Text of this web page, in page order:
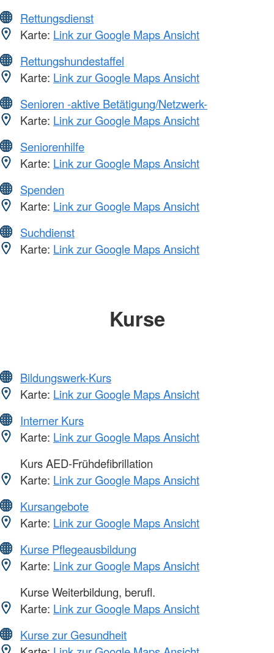
Rettungsdienst
Karte: Link zur Google Maps Ansicht
Rettungshundestaffel
Karte: Link zur Google Maps Ansicht
Senioren -aktive Betätigung/Netzwerk-
Karte: Link zur Google Maps Ansicht
Seniorenhilfe
Karte: Link zur Google Maps Ansicht
Spenden
Karte: Link zur Google Maps Ansicht
Suchdienst
Karte: Link zur Google Maps Ansicht
Kurse
Bildungswerk-Kurs
Karte: Link zur Google Maps Ansicht
Interner Kurs
Karte: Link zur Google Maps Ansicht
Kurs AED-Frühdefibrillation
Karte: Link zur Google Maps Ansicht
Kursangebote
Karte: Link zur Google Maps Ansicht
Kurse Pflegeausbildung
Karte: Link zur Google Maps Ansicht
Kurse Weiterbildung, berufl.
Karte: Link zur Google Maps Ansicht
Kurse zur Gesundheit